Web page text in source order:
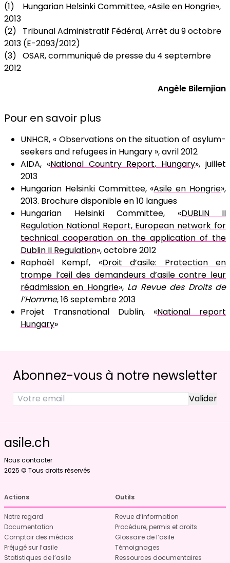
(1) Hungarian Helsinki Committee, «Asile en Hongrie»,
2013
(2) Tribunal Administratif Fédéral, Arrêt du 9 octobre
2013 (E-2093/2012)
(3) OSAR, communiqué de presse du 4 septembre
2012
Angèle Bilemjian
Pour en savoir plus
UNHCR, « Observations on the situation of asylum-
seekers and refugees in Hungary », avril 2012
AIDA, «National Country Report, Hungary», juillet
2013
Hungarian Helsinki Committee, «Asile en Hongrie»,
2013. Brochure disponible en 10 langues
Hungarian Helsinki Committee, «DUBLIN II
Regulation National Report, European network for
technical cooperation on the application of the
Dublin II Regulation», octobre 2012
Raphaël Kempf, «Droit d’asile: Protection en
trompe l’œil des demandeurs d’asile contre leur
réadmission en Hongrie», La Revue des Droits de
l’Homme, 16 septembre 2013
Projet Transnational Dublin, «National report
Hungary»
Abonnez-vous à notre newsletter
asile.ch
Nous contacter
2025 © Tous droits réservés
Actions
Notre regard
Documentation
Comptoir des médias
Préjugé sur l’asile
Statistiques de l’asile
Outils
Revue d’information
Procédure, permis et droits
Glossaire de l’asile
Témoignages
Ressources documentaires